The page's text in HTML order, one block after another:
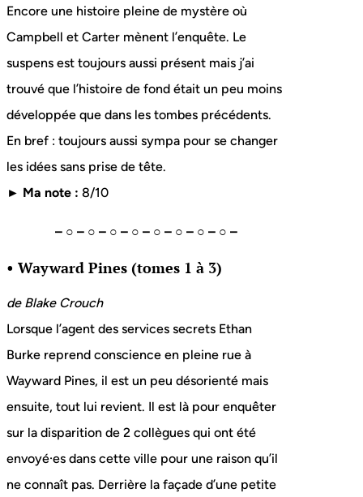
Encore une histoire pleine de mystère où
Campbell et Carter mènent l’enquête. Le
suspens est toujours aussi présent mais j’ai
trouvé que l’histoire de fond était un peu moins
développée que dans les tombes précédents.
En bref : toujours aussi sympa pour se changer
les idées sans prise de tête.
► Ma note : 8/10
– ○ – ○ – ○ – ○ – ○ – ○ – ○ – ○ –
• Wayward Pines (tomes 1 à 3)
deBlake Crouch
Lorsque l’agent des services secrets Ethan
Burke reprend conscience en pleine rue à
Wayward Pines, il est un peu désorienté mais
ensuite, tout lui revient. Il est là pour enquêter
sur la disparition de 2 collègues qui ont été
envoyé·es dans cette ville pour une raison qu’il
ne connaît pas. Derrière la façade d’une petite